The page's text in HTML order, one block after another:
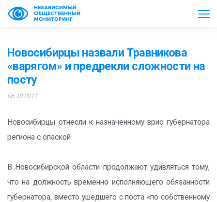
НЕЗАВИСИМЫЙ
ОБЩЕСТВЕННЫЙ
МОНИТОРИНГ
Новосибирцы назвали Травникова
«варягом» и предрекли сложности на
посту
06.10.2017
Новосибирцы отнесли к назначенному врио губернатора
региона с опаской
В Новосибирской области продолжают удивляться тому,
что на должность временно исполняющего обязанности
губернатора, вместо ушедшего с поста «по собственному